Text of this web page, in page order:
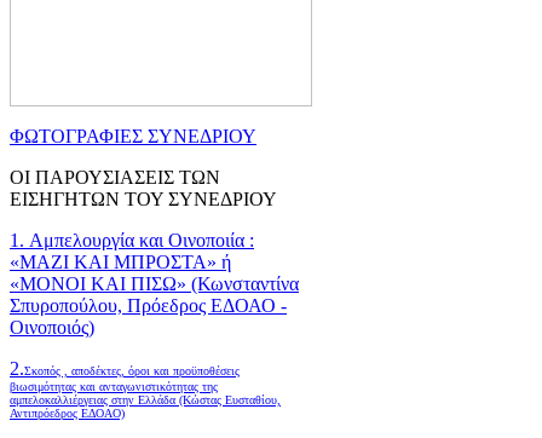
ΦΩΤΟΓΡΑΦΙΕΣ ΣΥΝΕΔΡΙΟΥ
ΟΙ ΠΑΡΟΥΣΙΑΣΕΙΣ ΤΩΝ
ΕΙΣΗΓΗΤΩΝ ΤΟΥ ΣΥΝΕΔΡΙΟΥ
1. Αμπελουργία και Οινοποιία :
«ΜΑΖΙ ΚΑΙ ΜΠΡΟΣΤΑ» ή
«ΜΟΝΟΙ ΚΑΙ ΠΙΣΩ» (Κωνσταντίνα
Σπυροπούλου, Πρόεδρος ΕΔΟΑΟ -
Οινοποιός)
2.Σκοπός , αποδέκτες, όροι και προϋποθέσεις
βιωσιμότητας και ανταγωνιστικότητας της
αμπελοκαλλιέργειας στην Ελλάδα (Κώστας Ευσταθίου,
Αντιπρόεδρος ΕΔΟΑΟ)